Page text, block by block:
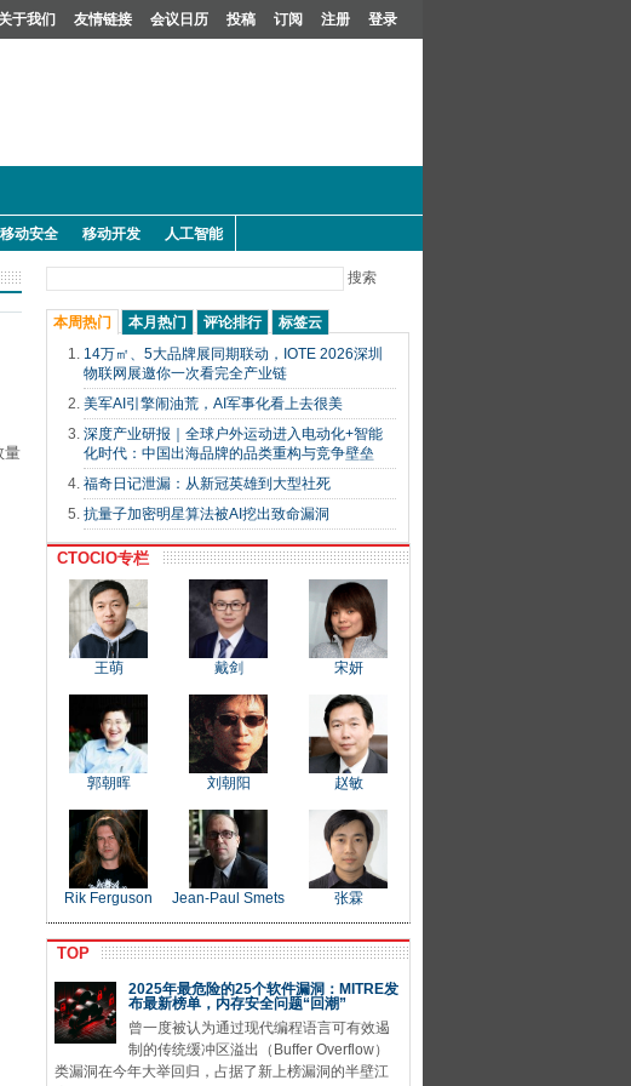
关于我们 友情链接 会议日历 投稿 订阅 注册 登录
移动安全 移动开发 人工智能
量
搜索
本周热门 本月热门 评论排行
标签云
14万㎡、5大品牌展同期联动，IOTE 2026深圳
物联网展邀你一次看完全产业链
美军AI引擎闹油荒，AI军事化看上去很美
深度产业研报｜全球户外运动进入电动化+智能
化时代：中国出海品牌的品类重构与竞争壁垒
福奇日记泄漏：从新冠英雄到大型社死
抗量子加密明星算法被AI挖出致命漏洞
CTOCIO专栏
王萌 戴剑 宋妍
郭朝晖 刘朝阳 赵敏
Rik Ferguson Jean-Paul Smets 张霖
TOP
2025年最危险的25个软件漏洞：MITRE发
布最新榜单，内存安全问题“回潮”
曾一度被认为通过现代编程语言可有效遏
制的传统缓冲区溢出（Buffer Overflow）
类漏洞在今年大举回归，占据了新上榜漏洞的半壁江